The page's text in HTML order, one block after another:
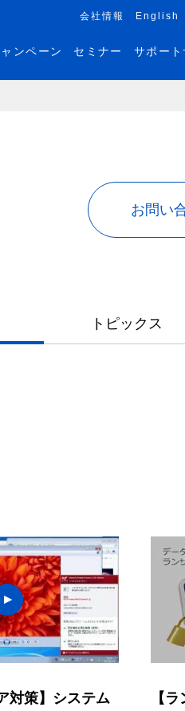
会社情報 English
ンペーン セミナー サポート
お問い
トピックス
対策】システム
【